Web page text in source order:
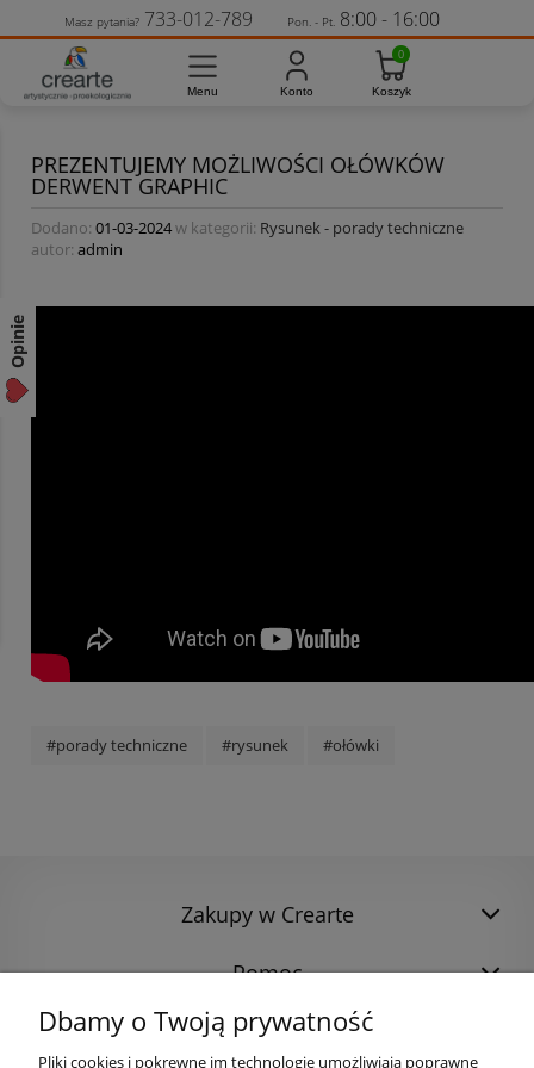
PREZENTUJEMY MOŻLIWOŚCI OŁÓWKÓW
DERWENT GRAPHIC
Dodano: 01-03-2024w kategorii: Rysunek - porady techniczne
autor: admin
#porady techniczne #rysunek #ołówki
Zakupy w Crearte
Pomoc
Masz pytania? 733-012-789 Pon. - Pt. 8:00 - 16:00
Dbamy o Twoją prywatność
Pliki cookies i pokrewne im technologie umożliwiają poprawne
Opinie